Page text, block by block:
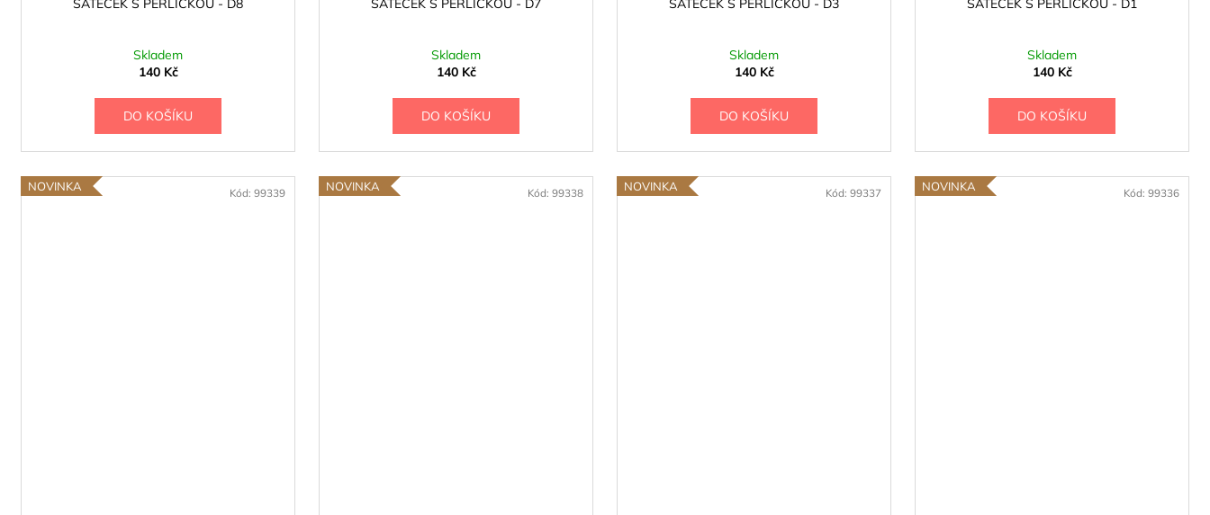
ŠÁTEČEK S PERLIČKOU - D8
Skladem
140 Kč
DO KOŠÍKU
ŠÁTEČEK S PERLIČKOU - D7
Skladem
140 Kč
DO KOŠÍKU
ŠÁTEČEK S PERLIČKOU - D3
Skladem
140 Kč
DO KOŠÍKU
ŠÁTEČEK S PERLIČKOU - D1
Skladem
140 Kč
DO KOŠÍKU
NOVINKA Kód: 99339 NOVINKA Kód: 99338 NOVINKA Kód: 99337 NOVINKA Kód: 99336